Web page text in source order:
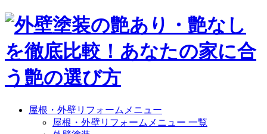
屋根・外壁リフォームメニュー
屋根・外壁リフォームメニュー 一覧